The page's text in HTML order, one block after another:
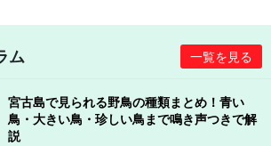
ム 一覧を見る
宮古島で見られる野鳥の種類まとめ！青い
鳥・大きい鳥・珍しい鳥まで鳴き声つきで解
説